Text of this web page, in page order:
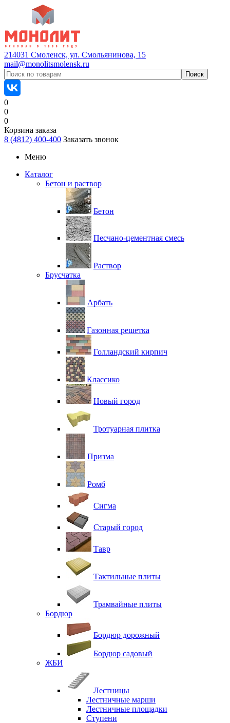
214031 Смоленск, ул. Смольянинова, 15
mail@monolitsmolensk.ru
0
0
0
Корзина заказа
8 (4812) 400-400 Заказать звонок
Меню
Каталог
Бетон и раствор
Бетон
Песчано-цементная смесь
Раствор
Брусчатка
Арбать
Газонная решетка
Голландский кирпич
Классико
Новый город
Тротуарная плитка
Призма
Ромб
Сигма
Старый город
Тавр
Тактильные плиты
Трамвайные плиты
Бордюр
Бордюр дорожный
Бордюр садовый
ЖБИ
Лестницы
Лестничные марши
Лестничные площадки
Ступени